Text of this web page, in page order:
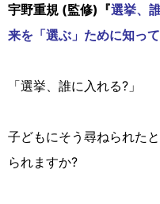
宇野重規 (監修)『選挙、
来を「選ぶ」ために知っ
「選挙、誰に入れる?」
子どもにそう尋ねられた
られますか?